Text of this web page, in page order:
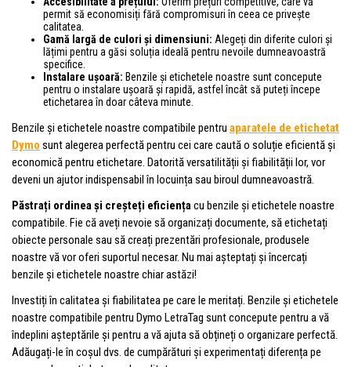
permit să economisiți fără compromisuri în ceea ce privește
calitatea.
Gamă largă de culori și dimensiuni: Alegeți din diferite culori și
lățimi pentru a găsi soluția ideală pentru nevoile dumneavoastră
specifice.
Instalare ușoară: Benzile și etichetele noastre sunt concepute
pentru o instalare ușoară și rapidă, astfel încât să puteți începe
etichetarea în doar câteva minute.
Benzile și etichetele noastre compatibile pentru aparatele de etichetat
Dymo sunt alegerea perfectă pentru cei care caută o soluție eficientă și
economică pentru etichetare. Datorită versatilității și fiabilității lor, vor
deveni un ajutor indispensabil în locuința sau biroul dumneavoastră.
Păstrați ordinea și creșteți eficiențacu benzile și etichetele noastre
compatibile. Fie că aveți nevoie să organizați documente, să etichetați
obiecte personale sau să creați prezentări profesionale, produsele
noastre vă vor oferi suportul necesar. Nu mai așteptați și încercați
benzile și etichetele noastre chiar astăzi!
Investiți în calitatea și fiabilitatea pe care le meritați. Benzile și etichetele
noastre compatibile pentru Dymo LetraTag sunt concepute pentru a vă
îndeplini așteptările și pentru a vă ajuta să obțineți o organizare perfectă.
Adăugați-le în coșul dvs. de cumpărături și experimentați diferența pe